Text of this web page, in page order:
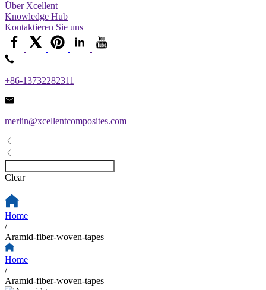
Über Xcellent
Knowledge Hub
Kontaktieren Sie uns
+86-13732282311
merlin@xcellentcomposites.com
Clear
Home
/
Aramid-fiber-woven-tapes
Home
/
Aramid-fiber-woven-tapes